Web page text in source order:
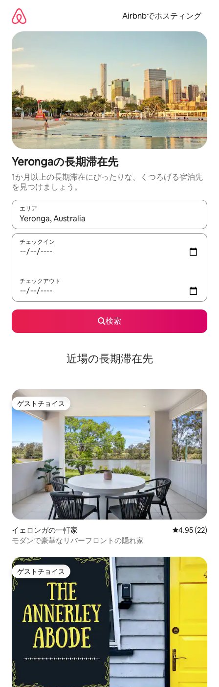
Airbnbでホスティング
Yerongaの長期滞在先
1か月以上の長期滞在にぴったりな、くつろげる宿泊先
を見つけましょう。
エリア
検索結果が表示されたら、上下の矢印キーを使って移動するか
チェックイン
チェックアウト
検索
近場の長期滞在先
ゲストチョイス
ゲストチョイス
イェロンガの一軒家 レビュー22
4.95 (22)
モダンで豪華なリバーフロントの隠れ家
ゲストチョイス
ゲストチョイス